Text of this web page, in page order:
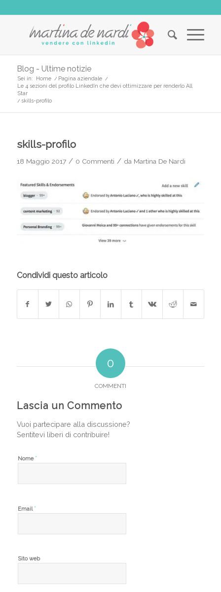
Blog - Ultime notizie
Sei in: Home / Pagina aziendale /
Le 4 sezioni del profilo LinkedIn che devi ottimizzare per renderlo All
Star
/ skills-profilo
skills-profilo
18 Maggio 2017 / 0 Commenti / da Martina De Nardi
Condividi questo articolo
0
COMMENTI
Lascia un Commento
Vuoi partecipare alla discussione?
Sentitevi liberi di contribuire!
Nome *
Email *
Sito web